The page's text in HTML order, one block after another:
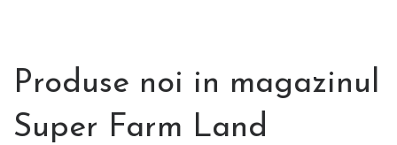
Produse noi in magazinul
Super Farm Land